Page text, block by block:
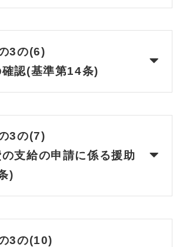
3の(6)
認(基準第14条)
3の(7)
支給の申請に係る援助
)
3の(10)